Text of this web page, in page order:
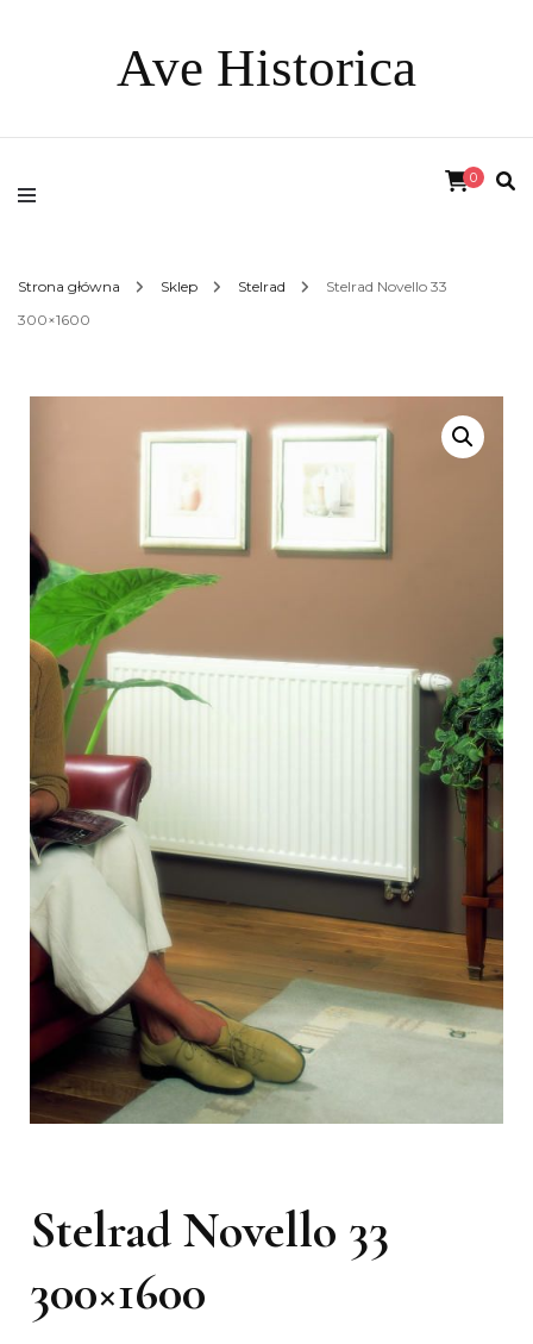
Ave Historica
0
Strona główna Sklep Stelrad
Stelrad Novello 33
300×1600
Stelrad Novello 33
300×1600